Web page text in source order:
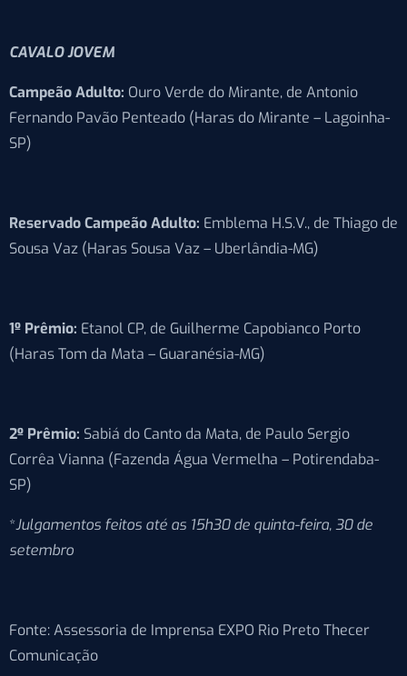
CAVALO JOVEM
Campeão Adulto: Ouro Verde do Mirante, de Antonio
Fernando Pavão Penteado (Haras do Mirante – Lagoinha-
SP)
Reservado Campeão Adulto: Emblema H.S.V., de Thiago de
Sousa Vaz (Haras Sousa Vaz – Uberlândia-MG)
1º Prêmio: Etanol CP, de Guilherme Capobianco Porto
(Haras Tom da Mata – Guaranésia-MG)
2º Prêmio: Sabiá do Canto da Mata, de Paulo Sergio
Corrêa Vianna (Fazenda Água Vermelha – Potirendaba-
SP)
*Julgamentos feitos até as 15h30 de quinta-feira, 30 de
setembro
Fonte: Assessoria de Imprensa EXPO Rio Preto Thecer
Comunicação